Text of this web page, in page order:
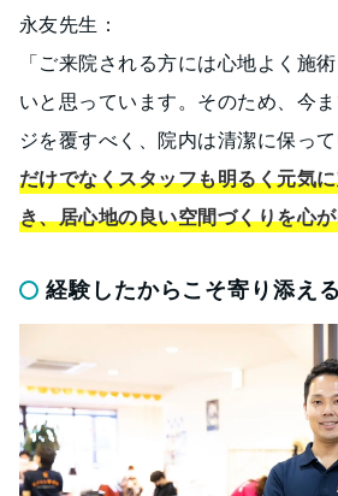
永友先生：
「ご来院される方には心地よく施
いと思っています。そのため、今
ジを覆すべく、院内は清潔に保っ
だけでなくスタッフも明るく元気
き、居心地の良い空間づくりを心
経験したからこそ寄り添える